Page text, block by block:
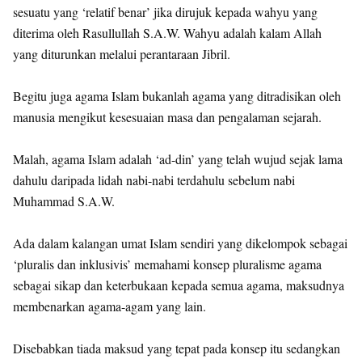
sesuatu yang ‘relatif benar’ jika dirujuk kepada wahyu yang
diterima oleh Rasullullah S.A.W. Wahyu adalah kalam Allah
yang diturunkan melalui perantaraan Jibril.
Begitu juga agama Islam bukanlah agama yang ditradisikan oleh
manusia mengikut kesesuaian masa dan pengalaman sejarah.
Malah, agama Islam adalah ‘ad-din’ yang telah wujud sejak lama
dahulu daripada lidah nabi-nabi terdahulu sebelum nabi
Muhammad S.A.W.
Ada dalam kalangan umat Islam sendiri yang dikelompok sebagai
‘pluralis dan inklusivis’ memahami konsep pluralisme agama
sebagai sikap dan keterbukaan kepada semua agama, maksudnya
membenarkan agama-agam yang lain.
Disebabkan tiada maksud yang tepat pada konsep itu sedangkan